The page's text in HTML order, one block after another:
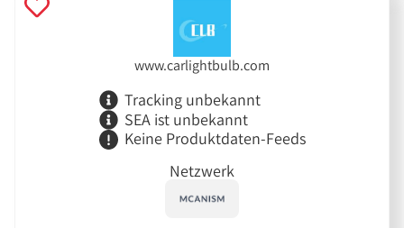
www.carlightbulb.com
Tracking unbekannt
SEA ist unbekannt
Keine Produktdaten-Feeds
Netzwerk